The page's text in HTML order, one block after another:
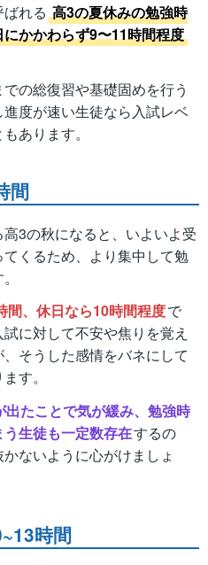
れる 高3の夏休みの勉強時
かかわらず9〜11時間程度
の総復習や基礎固めを行う
度が速い生徒なら入試レベ
あります。
間
3の秋になると、いよいよ受
くるため、より集中して勉
間、休日なら10時間程度で
に対して不安や焦りを覚え
そうした感情をバネにして
す。
たことで気が緩み、勉強時
生徒も一定数存在するの
ないように心がけましょ
時間